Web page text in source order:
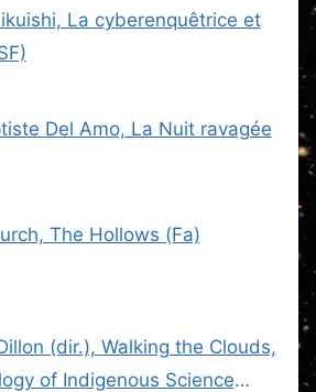
La cyberenquêtrice et
Del Amo, La Nuit ravagée
The Hollows (Fa)
(dir.), Walking the Clouds,
of Indigenous Science